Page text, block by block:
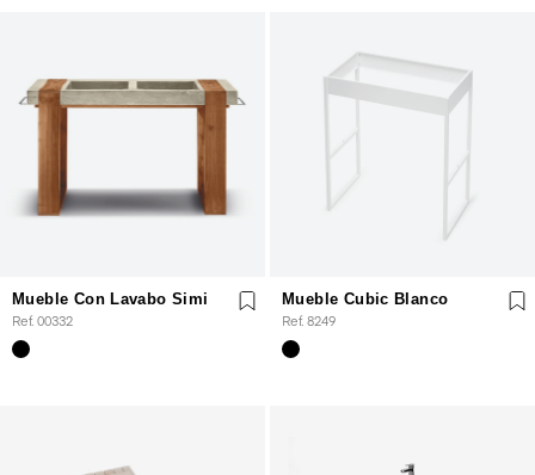
Mueble Con Lavabo Simi
Ref. 00332
Mueble Cubic Blanco
Ref. 8249